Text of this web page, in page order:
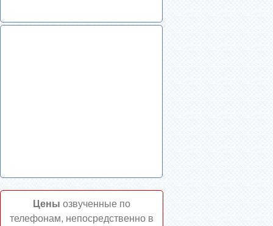
Цены озвученные по
телефонам, непосредственно в